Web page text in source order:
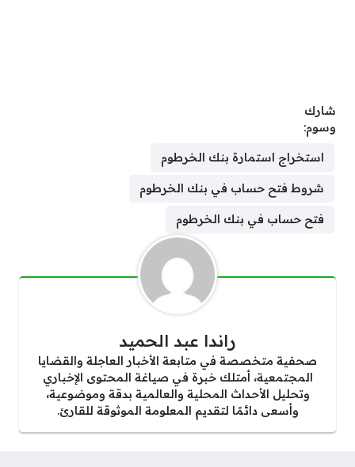
شارك
وسوم:
استخراج استمارة بنك الخرطوم
شروط فتح حساب في بنك الخرطوم
فتح حساب في بنك الخرطوم
راندا عبد الحميد
صحفية متخصصة في متابعة الأخبار العاجلة والقضايا
المجتمعية، أمتلك خبرة في صياغة المحتوى الإخباري
وتحليل الأحداث المحلية والعالمية بدقة وموضوعية،
وأسعى دائمًا لتقديم المعلومة الموثوقة للقارئ.